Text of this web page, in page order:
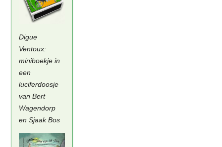
Digue
Ventoux:
miniboekje in
een
luciferdoosje
van Bert
Wagendorp
en Sjaak Bos